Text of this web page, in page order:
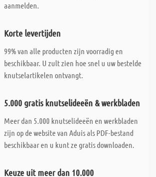
aanmelden.
Korte levertijden
99% van alle producten zijn voorradig en
beschikbaar. U zult zien hoe snel u uw bestelde
knutselartikelen ontvangt.
5.000 gratis knutselideeën & werkbladen
Meer dan 5.000 knutselideeën en werkbladen
zijn op de website van Aduis als PDF-bestand
beschikbaar en u kunt ze gratis downloaden.
Keuze uit meer dan 10.000